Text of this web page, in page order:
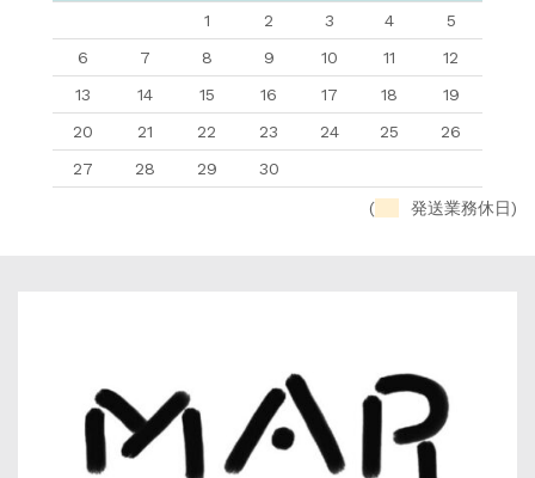
1 2 3 4
5
6
7 8 9 10 11
12
13
14 15 16 17 18
19
20
21 22 23 24 25
26
27
28 29 30
( 発送業務休日)